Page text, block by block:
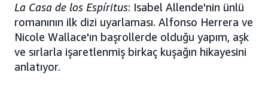
La Casa de los Espíritus: Isabel Allende'nin ünlü
romanının ilk dizi uyarlaması. Alfonso Herrera ve
Nicole Wallace'ın başrollerde olduğu yapım, aşk
ve sırlarla işaretlenmiş birkaç kuşağın hikayesini
anlatıyor.